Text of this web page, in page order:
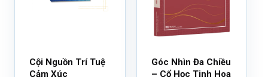
Cội Nguồn Trí Tuệ
Cảm Xúc
Góc Nhìn Đa Chiều
– Cổ Học Tinh Hoa